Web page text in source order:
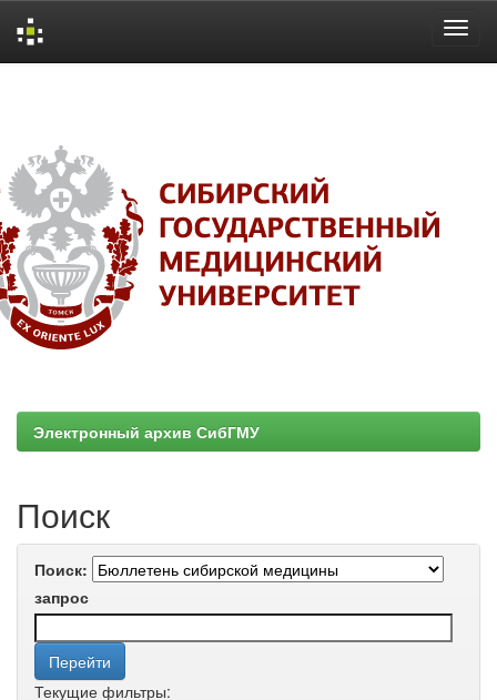
Электронный архив СибГМУ
Поиск
Поиск:
запрос
Текущие фильтры: